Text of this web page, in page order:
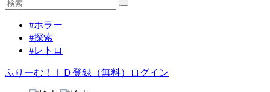
#ホラー
#探索
#レトロ
ふりーむ！ＩＤ登録（無料） ログイン